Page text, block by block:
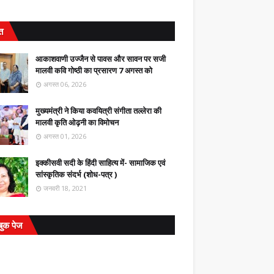
आकाशवाणी उज्जैन से पावस और सावन पर सजी
मालवी कवि गोष्ठी का प्रसारण 7 अगस्त को
अगस्त 06, 2026
मुख्यमंत्री ने किया कवयित्री संगीता तल्लेरा की
मालवी कृति ओढ़नी का विमोचन
अगस्त 01, 2026
इक्कीसवी सदी के हिंदी साहित्य में- सामाजिक एवं
सांस्कृतिक संदर्भ (शोध-पत्र )
जनवरी 18, 2021
पेज